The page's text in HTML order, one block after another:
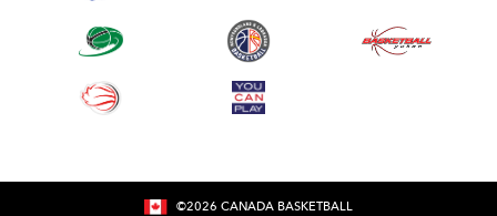
©2026 CANADA BASKETBALL